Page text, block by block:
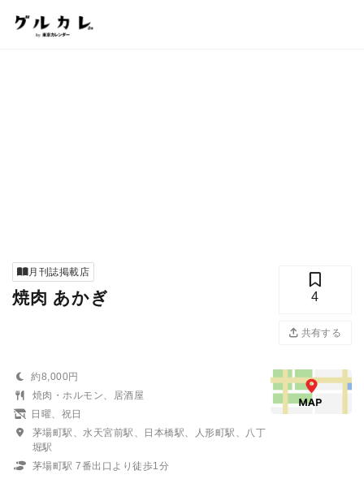
月刊誌掲載店
焼肉 あかぎ 4
共有する
約8,000円
焼肉・ホルモン、居酒屋
日曜、祝日
茅場町駅、水天宮前駅、日本橋駅、人形町駅、八丁
堀駅
茅場町駅 7番出口より徒歩1分